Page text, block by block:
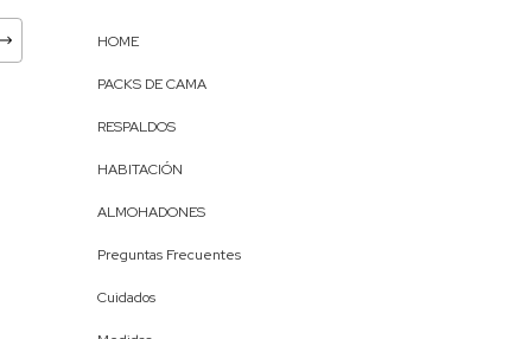
HOME
PACKS DE CAMA
RESPALDOS
HABITACIÓN
ALMOHADONES
Preguntas Frecuentes
Cuidados